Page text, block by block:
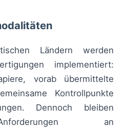
Ländern werden
implementiert:
vorab übermittelte
Kontrollpunkte
Dennoch bleiben
an